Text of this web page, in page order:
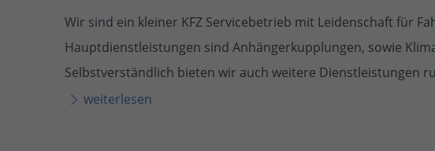
Wir sind ein kleiner KFZ Servicebetrieb mit Leidenschaft für
Hauptdienstleistungen sind Anhängerkupplungen, sowie
Selbstverständlich bieten wir auch weitere Dienstleistungen
weiterlesen